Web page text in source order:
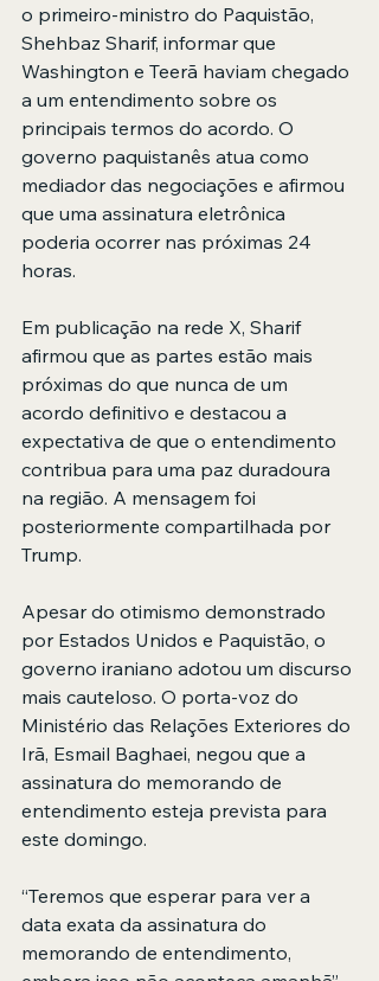
o primeiro-ministro do Paquistão,
Shehbaz Sharif, informar que
Washington e Teerã haviam chegado
a um entendimento sobre os
principais termos do acordo. O
governo paquistanês atua como
mediador das negociações e afirmou
que uma assinatura eletrônica
poderia ocorrer nas próximas 24
horas.
Em publicação na rede X, Sharif
afirmou que as partes estão mais
próximas do que nunca de um
acordo definitivo e destacou a
expectativa de que o entendimento
contribua para uma paz duradoura
na região. A mensagem foi
posteriormente compartilhada por
Trump.
Apesar do otimismo demonstrado
por Estados Unidos e Paquistão, o
governo iraniano adotou um discurso
mais cauteloso. O porta-voz do
Ministério das Relações Exteriores do
Irã, Esmail Baghaei, negou que a
assinatura do memorando de
entendimento esteja prevista para
este domingo.
“Teremos que esperar para ver a
data exata da assinatura do
memorando de entendimento,